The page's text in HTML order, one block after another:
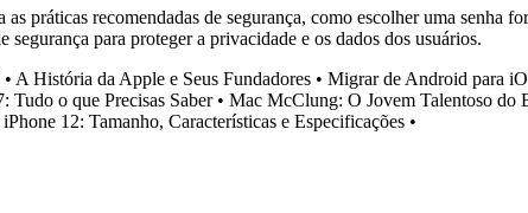
práticas recomendadas de segurança, como escolher uma senha
para proteger a privacidade e os dados dos usuários.
• A História da Apple e Seus Fundadores • Migrar de Android para
Tudo o que Precisas Saber• Mac McClung: O Jovem Talentoso do
iPhone 12: Tamanho, Características e Especificações •